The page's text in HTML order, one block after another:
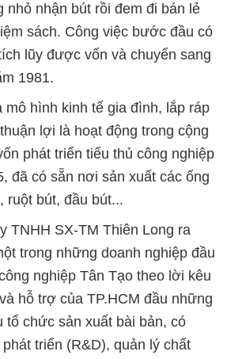
nhỏ nhận bút rồi đem đi bán lẻ
sách. Công việc bước đầu có
lũy được vốn và chuyển sang
1981.
mô hình kinh tế gia đình, lắp ráp
lợi là hoạt động trong cộng
phát triển tiểu thủ công nghiệp
đã có sẵn nơi sản xuất các ống
ruột bút, đầu bút...
TNHH SX-TM Thiên Long ra
trong những doanh nghiệp đầu
nghiệp Tân Tạo theo lời kêu
hỗ trợ của TP.HCM đầu những
tổ chức sản xuất bài bản, có
triển (R&D), quản lý chất